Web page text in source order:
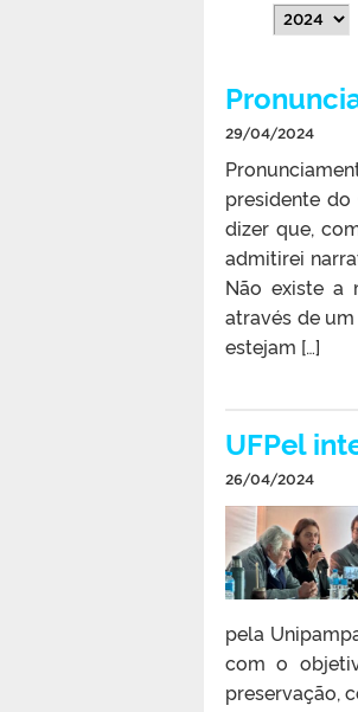
29/04/2024
presidente do
dizer que,
admitirei
Não existe a
através de
estejam […]
UFPel
26/04/2024
pela
com o
preservação,